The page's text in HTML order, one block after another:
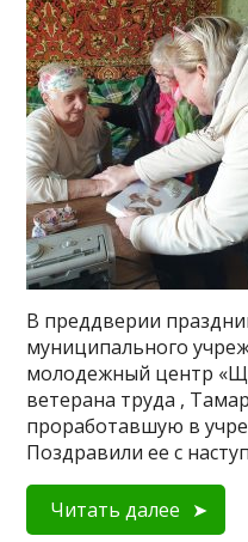
В преддверии
муниципального
молодежный центр
ветерана труда ,
проработавшую в
Поздравили ее с
Читать далее